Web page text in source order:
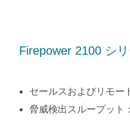
Firepower 2100 シ
セールスおよびリモー
脅威検出スループット